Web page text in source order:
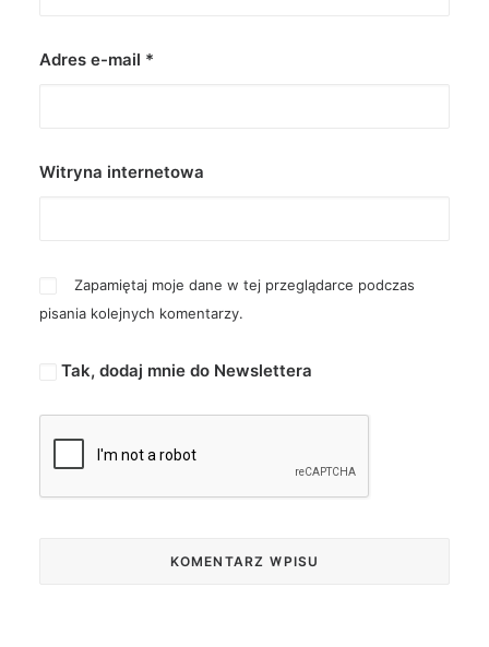
Adres e-mail *
Witryna internetowa
Zapamiętaj moje dane w tej przeglądarce podczas
pisania kolejnych komentarzy.
Tak, dodaj mnie do Newslettera